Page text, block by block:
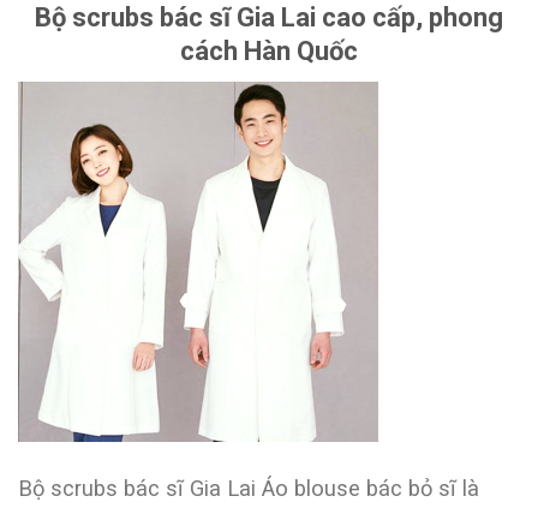
Bộ scrubs bác sĩ Gia Lai cao cấp, phong
cách Hàn Quốc
Bộ scrubs bác sĩ Gia Lai Áo blouse bác bỏ sĩ là